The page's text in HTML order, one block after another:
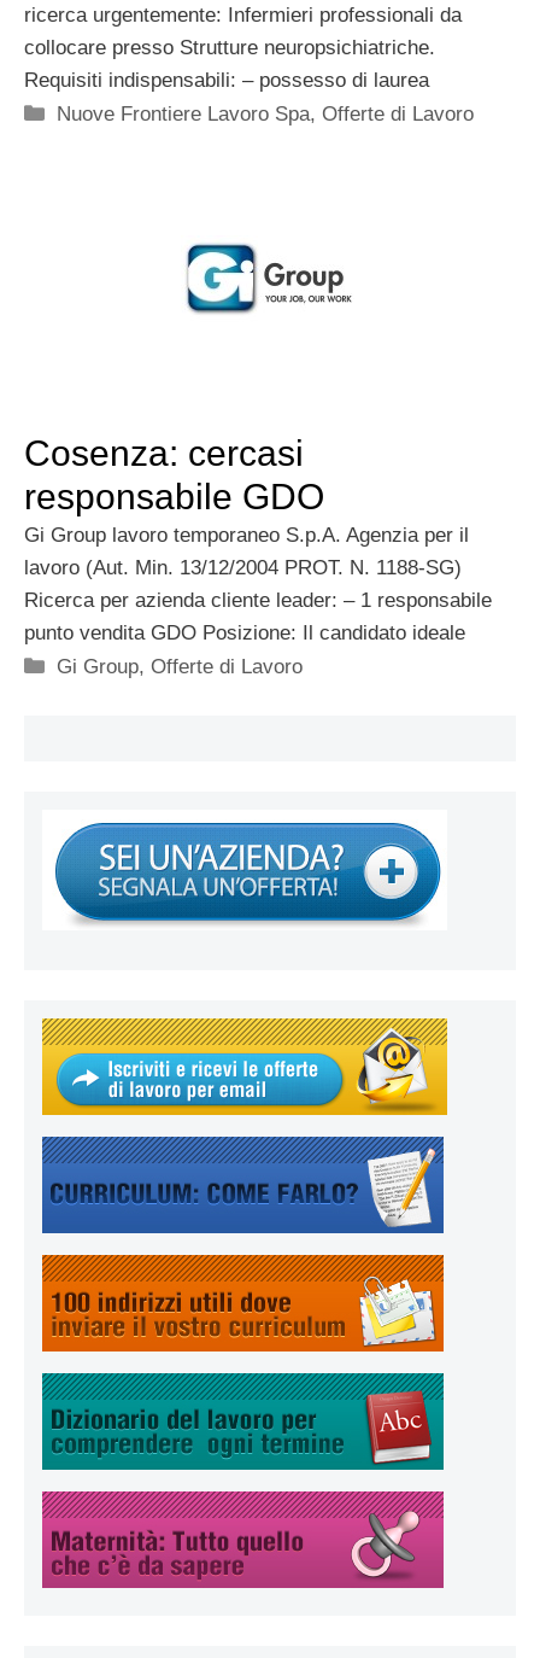
ricerca urgentemente: Infermieri professionali da
collocare presso Strutture neuropsichiatriche.
Requisiti indispensabili: – possesso di laurea
Categorie
Nuove Frontiere Lavoro Spa,Offerte di Lavoro
Cosenza: cercasi
responsabile GDO
Gi Group lavoro temporaneo S.p.A. Agenzia per il
lavoro (Aut. Min. 13/12/2004 PROT. N. 1188-SG)
Ricerca per azienda cliente leader: – 1 responsabile
punto vendita GDO Posizione: Il candidato ideale
Categorie
Gi Group,Offerte di Lavoro